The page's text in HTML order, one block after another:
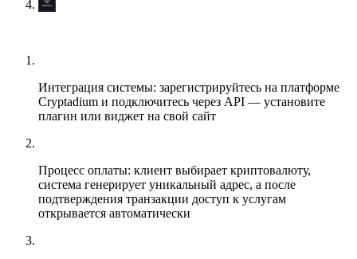
Интеграция системы: зарегистрируйтесь на платформе
Cryptadium и подключитесь через API — установите
плагин или виджет на свой сайт
Процесс оплаты: клиент выбирает криптовалюту,
система генерирует уникальный адрес, а после
подтверждения транзакции доступ к услугам
открывается автоматически